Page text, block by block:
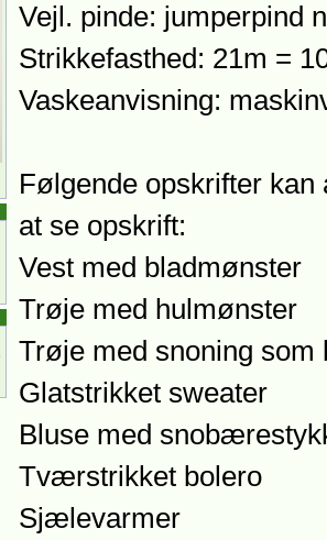
Vejl. pinde: jumperpind
Strikkefasthed: 21m =
Vaskeanvisning:
Følgende opskrifter
at se opskrift:
Vest med bladmønster
Trøje med hulmønster
Trøje med snoning
Glatstrikket sweater
Bluse med
Tværstrikket bolero
Sjælevarmer